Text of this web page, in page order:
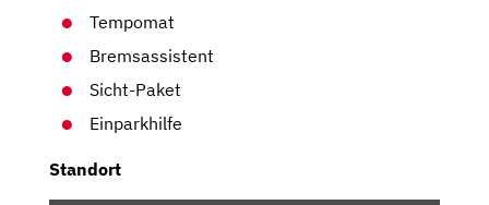
Tempomat
Bremsassistent
Sicht-Paket
Einparkhilfe
Standort